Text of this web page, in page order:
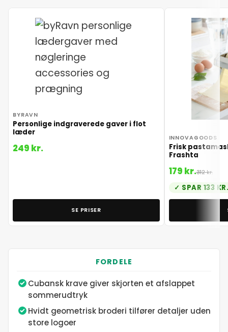
BYRAVN
Personlige indgraverede gaver i flot
læder
249 kr.
SE PRISER
INNOVAGOODS
Frisk
Frashta
179 kr.312 kr.
SPAR 133
FORDELE
Cubansk krave giver skjorten et afslappet
sommerudtryk
Hvidt geometrisk broderi tilfører detaljer uden
store logoer